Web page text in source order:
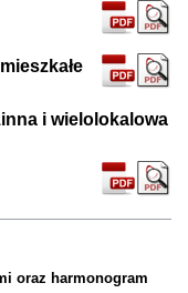
i wielolokalowa
oraz harmonogram